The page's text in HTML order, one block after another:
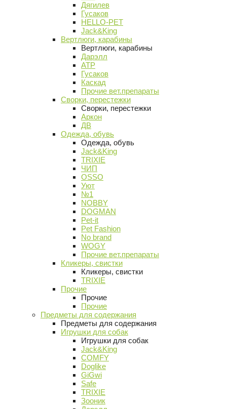
Дягилев
Гусаков
HELLO-PET
Jack&King
Вертлюги, карабины
Вертлюги, карабины
Дарэлл
АТР
Гусаков
Каскад
Прочие вет.препараты
Сворки, перестежки
Сворки, перестежки
Аркон
ДВ
Одежда, обувь
Одежда, обувь
Jack&King
TRIXIE
ЧИП
OSSO
Уют
№1
NOBBY
DOGMAN
Pet-it
Pet Fashion
No brand
WOGY
Прочие вет.препараты
Кликеры, свистки
Кликеры, свистки
TRIXIE
Прочие
Прочие
Прочие
Предметы для содержания
Предметы для содержания
Игрушки для собак
Игрушки для собак
Jack&King
COMFY
Doglike
GiGwi
Safe
TRIXIE
Зооник